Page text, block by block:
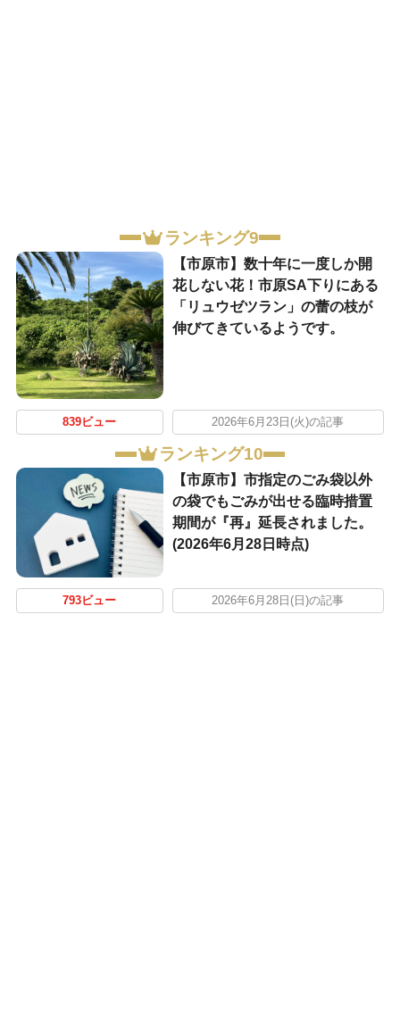
ランキング9
【市原市】数十年に一度しか開
花しない花！市原SA下りにある
「リュウゼツラン」の蕾の枝が
伸びてきているようです。
839ビュー 2026年6月23日(火)の記事
ランキング10
【市原市】市指定のごみ袋以外
の袋でもごみが出せる臨時措置
期間が『再』延長されました。
(2026年6月28日時点)
793ビュー 2026年6月28日(日)の記事